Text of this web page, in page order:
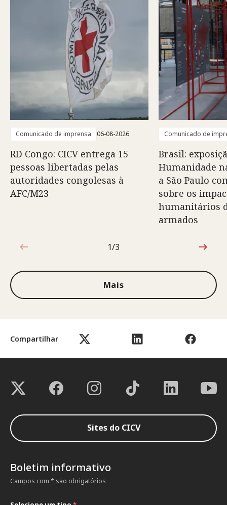
Compartilhar
Comunicado de imprensa 06-08-2026
RD Congo: CICV entrega 15
pessoas libertadas pelas
autoridades congolesas à
AFC/M23
Comunicado de
Brasil:
Humanidade
a São Paulo
sobre os
humanitários
armados
1 de 3
1/3
Mais
Sites do CICV
Boletim informativo
Campos com * são obrigatórios